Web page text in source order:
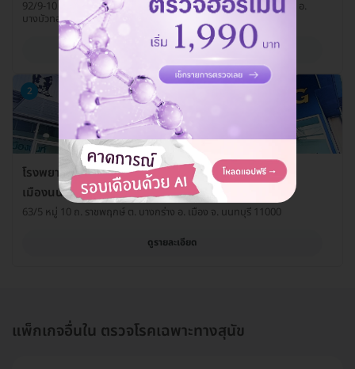
92/9-10 ซ. วัดลาดปลาดุก ถ. บางบัวทอง-สุพรรณบุรี ต. บางรักพัฒนา อ.
บางบัวทอง จ. นนทบุรี 11110
ดูรายละเอียด
2
โรงพยาบาลสัตว์ลาดปลาดุก (LPD Pet Hospital) สาขา
เมืองนนท์
63/5 หมู่ 10 ถ. ราชพฤกษ์ ต. บางกร่าง อ. เมือง จ. นนทบุรี 11000
ดูรายละเอียด
แพ็กเกจอื่นใน ตรวจโรคเฉพาะทางสุนัข